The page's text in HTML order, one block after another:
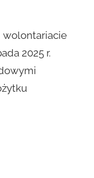
wolontariacie
2025 r.